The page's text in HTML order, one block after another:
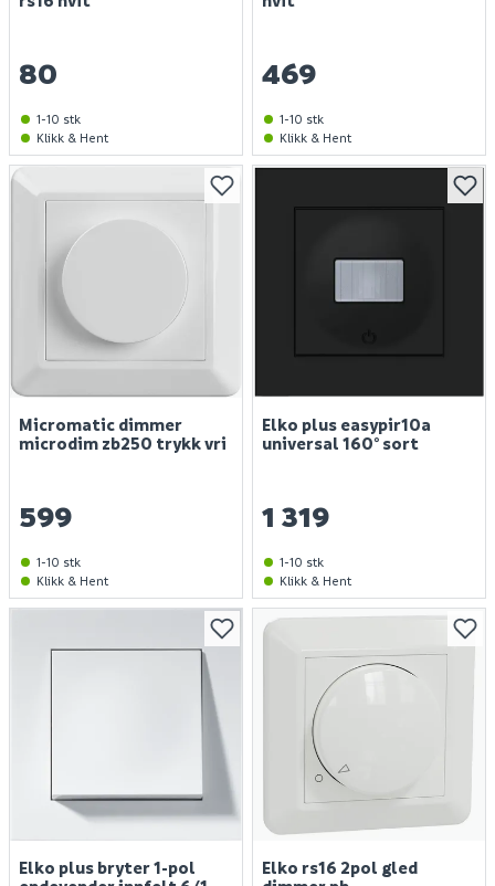
80
1-10 stk
Klikk & Hent
469
1-10 stk
Klikk & Hent
Micromatic dimmer
microdim zb250 trykk vri
599
1-10 stk
Klikk & Hent
Elko plus easypir10a
universal 160° sort
1 319
1-10 stk
Klikk & Hent
Elko plus bryter 1-pol
Elko rs16 2pol gled